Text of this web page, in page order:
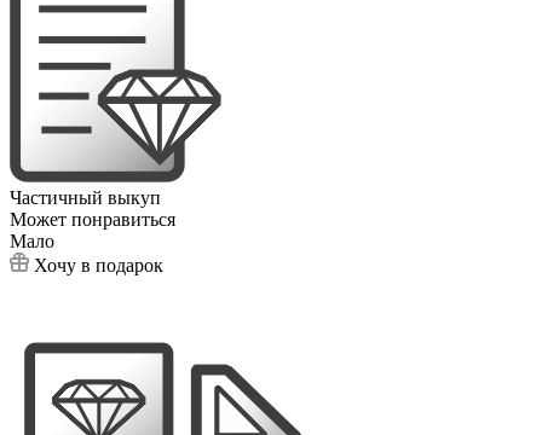
Частичный выкуп
Может понравиться
Мало
Хочу в подарок